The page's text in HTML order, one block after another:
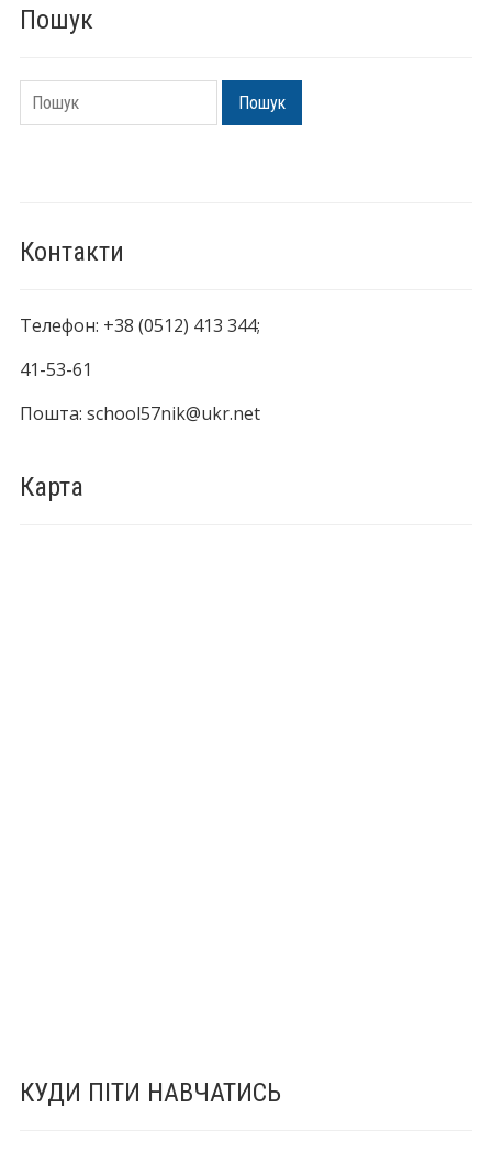
Пошук
Пошук Пошук
Контакти
Телефон: +38 (0512) 413 344;
41-53-61
Пошта: school57nik@ukr.net
Карта
КУДИ ПІТИ НАВЧАТИСЬ